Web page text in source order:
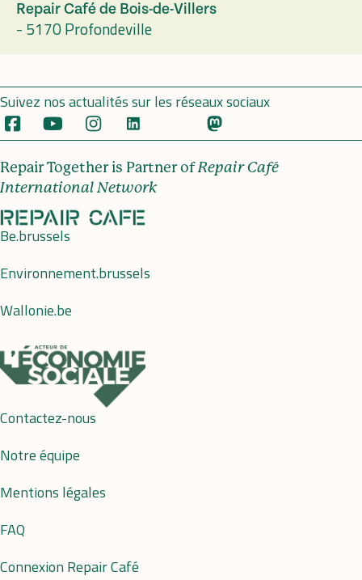
Repair Café de Bois-de-Villers
- 5170 Profondeville
Suivez nos actualités sur les réseaux sociaux
Repair Together is Partner ofRepair Café
International Network
Be.brussels
Environnement.brussels
Wallonie.be
Contactez-nous
Notre équipe
Mentions légales
FAQ
Connexion Repair Café